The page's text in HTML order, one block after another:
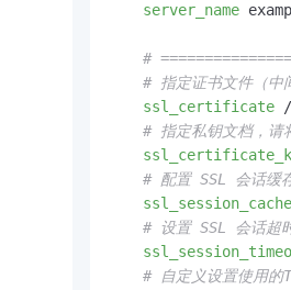
server_name
#
# 指定证书文件（
ssl_certificate
# 指定私钥文档，
# 配置 SSL 会话缓
ssl_session_cache
# 设置 SSL 会话超
# 自定义设置使用的